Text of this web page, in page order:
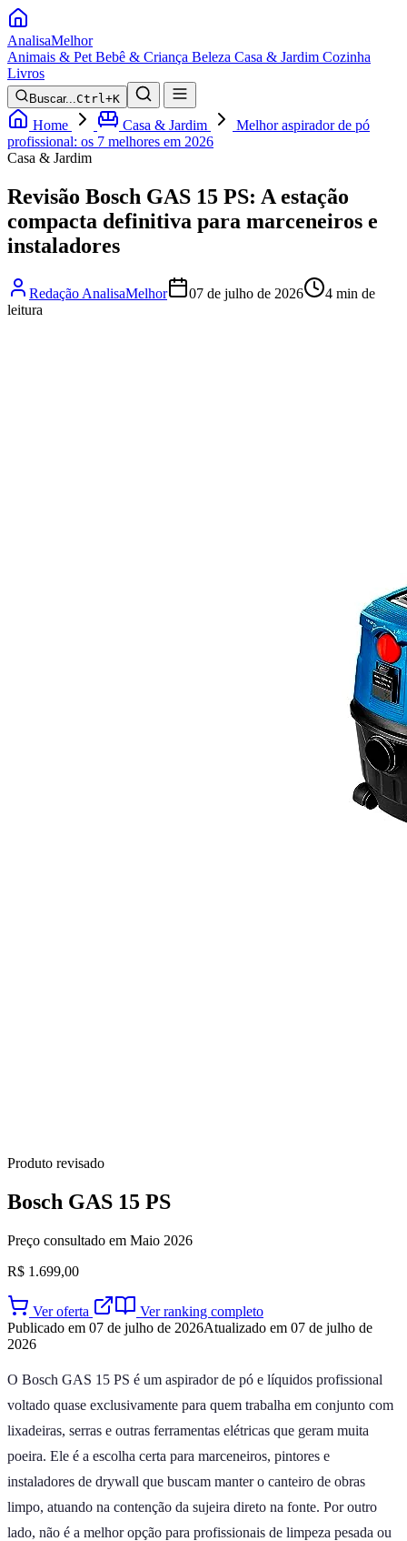
AnalisaMelhor
Animais & Pet Bebê & Criança Beleza Casa & Jardim Cozinha
Livros
Buscar...Ctrl+K
Home Casa & Jardim
Melhor aspirador de pó
profissional: os 7 melhores em 2026
Casa & Jardim
Revisão Bosch GAS 15 PS: A estação
compacta definitiva para marceneiros e
instaladores
Redação AnalisaMelhor 07 de julho de 2026
4 min de
leitura
Produto revisado
Bosch GAS 15 PS
Preço consultado em Maio 2026
R$ 1.699,00
Ver oferta
Ver ranking completo
Publicado em 07 de julho de 2026Atualizado em 07 de julho de
2026
O Bosch GAS 15 PS é um aspirador de pó e líquidos profissional
voltado quase exclusivamente para quem trabalha em conjunto com
lixadeiras, serras e outras ferramentas elétricas que geram muita
poeira. Ele é a escolha certa para marceneiros, pintores e
instaladores de drywall que buscam manter o canteiro de obras
limpo, atuando na contenção da sujeira direto na fonte. Por outro
lado, não é a melhor opção para profissionais de limpeza pesada ou